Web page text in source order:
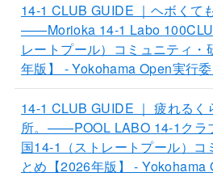
14-1 CLUB GUIDE ｜ヘボくて
——Morioka 14-1 Labo
レートプール）コミュニティ
年版】 - Yokohama Open実行
14-1 CLUB GUIDE ｜ 疲れる
所。——POOL LABO 14-1クラ
国14-1（ストレートプール）コ
とめ【2026年版】 - Yokohama